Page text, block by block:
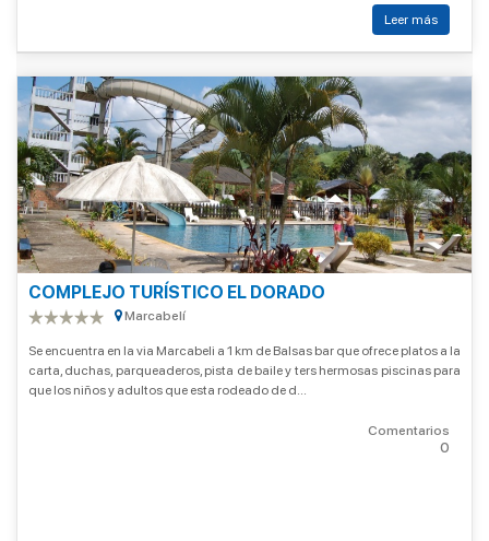
Leer más
COMPLEJO TURÍSTICO EL DORADO
Marcabelí
Se encuentra en la via Marcabeli a 1 km de Balsas bar que ofrece platos a la
carta, duchas, parqueaderos, pista de baile y ters hermosas piscinas para
que los niños y adultos que esta rodeado de d...
Comentarios
0